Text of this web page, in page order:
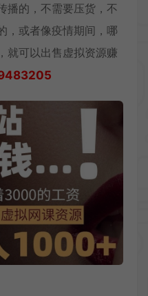
播的，不需要压货，不
，或者像疫情期间，哪
就可以出售虚拟资源赚